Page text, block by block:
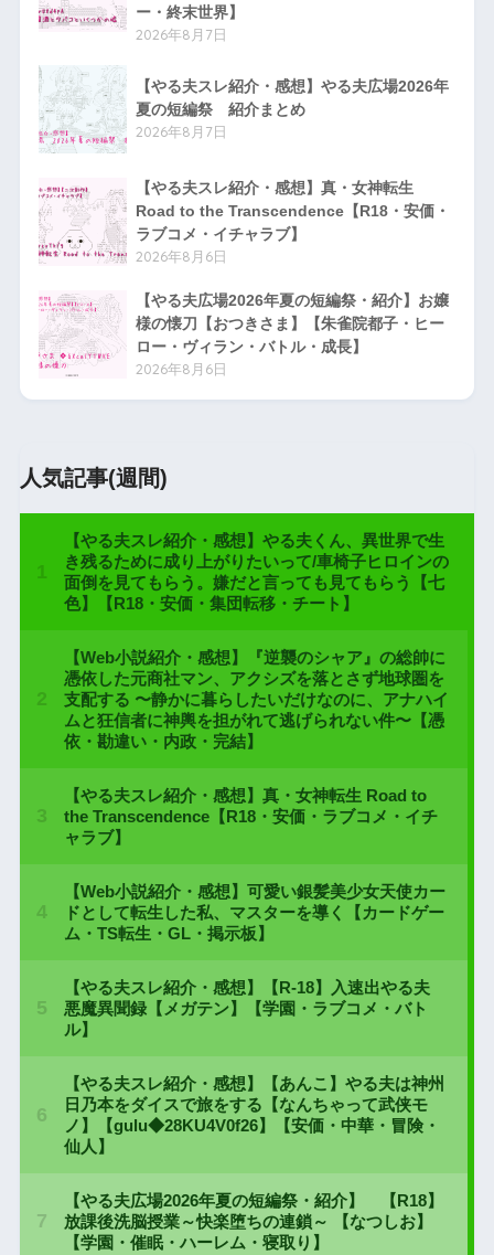
ー・終末世界】
2026年8月7日
【やる夫スレ紹介・感想】やる夫広場2026年
夏の短編祭 紹介まとめ
2026年8月7日
【やる夫スレ紹介・感想】真・女神転生
Road to the Transcendence【R18・安価・
ラブコメ・イチャラブ】
2026年8月6日
【やる夫広場2026年夏の短編祭・紹介】お嬢
様の懐刀【おつきさま】【朱雀院都子・ヒー
ロー・ヴィラン・バトル・成長】
2026年8月6日
人気記事(週間)